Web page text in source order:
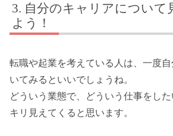
自分のキャリアについて
よう！
転職や起業を考えている人は、一度自
いてみるといいでしょうね。
どういう業態で、どういう仕事をし
キリ見えてくると思います。